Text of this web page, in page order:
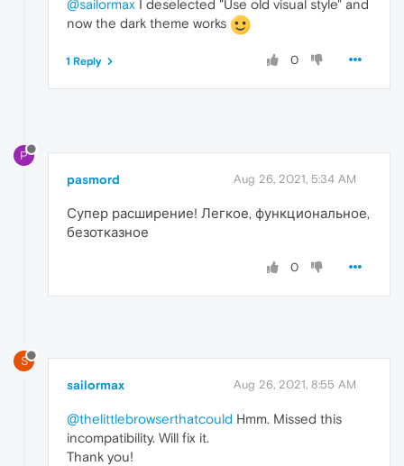
@sailormax I deselected "Use old visual style" and
now the dark theme works
0
1 Reply
P
pasmord Aug 26, 2021, 5:34 AM
Супер расширение! Легкое, функциональное,
безотказное
0
S
sailormax Aug 26, 2021, 8:55 AM
@thelittlebrowserthatcould Hmm. Missed this
incompatibility. Will fix it.
Thank you!